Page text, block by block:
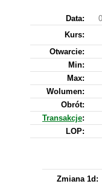
Data:
Kurs:
Otwarcie:
Min:
Max:
Wolumen:
Obrót:
Transakcje:
LOP:
Zmiana 1d: